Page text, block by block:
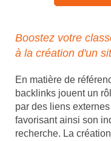
Boostez votre
à la création d'un
En matière de
backlinks jouent un
par des liens
favorisant ainsi son
recherche. La